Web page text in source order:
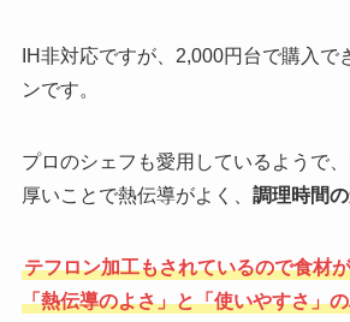
IH非対応ですが、2,000円台で購入で
ンです。
プロのシェフも愛用しているようで
厚いことで熱伝導がよく、 調理時間
テフロン加工もされているので食材
「熱伝導のよさ」と「使いやすさ」